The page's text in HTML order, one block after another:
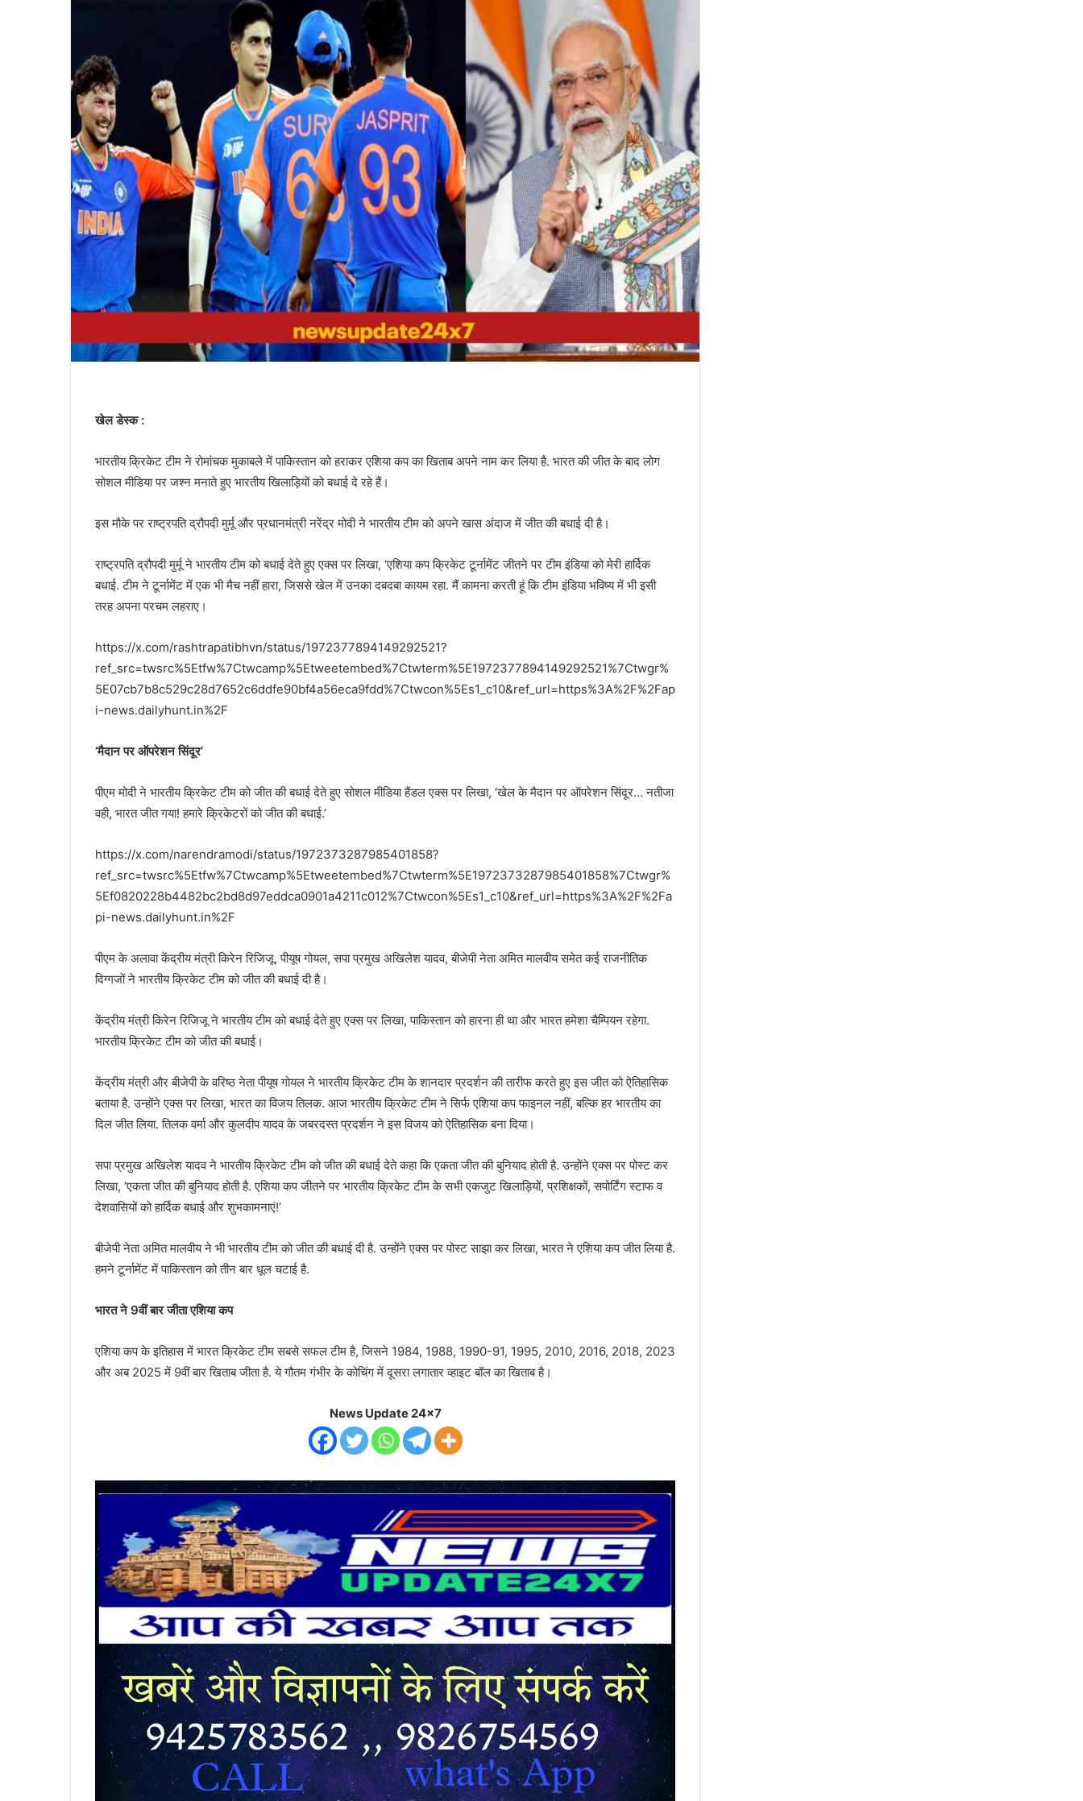
खेल डेस्क :
भारतीय क्रिकेट टीम ने रोमांचक मुकाबले में पाकिस्तान को हराकर एशिया कप का खिताब अपने नाम कर लिया है. भारत की जीत के बाद लोग
सोशल मीडिया पर जश्न मनाते हुए भारतीय खिलाड़ियों को बधाई दे रहे हैं।
इस मौके पर राष्ट्रपति द्रौपदी मुर्मू और प्रधानमंत्री नरेंद्र मोदी ने भारतीय टीम को अपने खास अंदाज में जीत की बधाई दी है।
राष्ट्रपति द्रौपदी मुर्मू ने भारतीय टीम को बधाई देते हुए एक्स पर लिखा, ‘एशिया कप क्रिकेट टूर्नामेंट जीतने पर टीम इंडिया को मेरी हार्दिक
बधाई. टीम ने टूर्नामेंट में एक भी मैच नहीं हारा, जिससे खेल में उनका दबदबा कायम रहा. मैं कामना करती हूं कि टीम इंडिया भविष्य में भी इसी
तरह अपना परचम लहराए।
https://x.com/rashtrapatibhvn/status/1972377894149292521?
ref_src=twsrc%5Etfw%7Ctwcamp%5Etweetembed%7Ctwterm%5E1972377894149292521%7Ctwgr%
5E07cb7b8c529c28d7652c6ddfe90bf4a56eca9fdd%7Ctwcon%5Es1_c10&ref_url=https%3A%2F%2Fap
i-news.dailyhunt.in%2F
‘मैदान पर ऑपरेशन सिंदूर’
पीएम मोदी ने भारतीय क्रिकेट टीम को जीत की बधाई देते हुए सोशल मीडिया हैंडल एक्स पर लिखा, ‘खेल के मैदान पर ऑपरेशन सिंदूर… नतीजा
वही, भारत जीत गया! हमारे क्रिकेटरों को जीत की बधाई.’
https://x.com/narendramodi/status/1972373287985401858?
ref_src=twsrc%5Etfw%7Ctwcamp%5Etweetembed%7Ctwterm%5E1972373287985401858%7Ctwgr%
5Ef0820228b4482bc2bd8d97eddca0901a4211c012%7Ctwcon%5Es1_c10&ref_url=https%3A%2F%2Fa
pi-news.dailyhunt.in%2F
पीएम के अलावा केंद्रीय मंत्री किरेन रिजिजू, पीयूष गोयल, सपा प्रमुख अखिलेश यादव, बीजेपी नेता अमित मालवीय समेत कई राजनीतिक
दिग्गजों ने भारतीय क्रिकेट टीम को जीत की बधाई दी है।
केंद्रीय मंत्री किरेन रिजिजू ने भारतीय टीम को बधाई देते हुए एक्स पर लिखा, पाकिस्तान को हारना ही था और भारत हमेशा चैम्पियन रहेगा.
भारतीय क्रिकेट टीम को जीत की बधाई।
केंद्रीय मंत्री और बीजेपी के वरिष्ठ नेता पीयूष गोयल ने भारतीय क्रिकेट टीम के शानदार प्रदर्शन की तारीफ करते हुए इस जीत को ऐतिहासिक
बताया है. उन्होंने एक्स पर लिखा, भारत का विजय तिलक. आज भारतीय क्रिकेट टीम ने सिर्फ एशिया कप फाइनल नहीं, बल्कि हर भारतीय का
दिल जीत लिया. तिलक वर्मा और कुलदीप यादव के जबरदस्त प्रदर्शन ने इस विजय को ऐतिहासिक बना दिया।
सपा प्रमुख अखिलेश यादव ने भारतीय क्रिकेट टीम को जीत की बधाई देते कहा कि एकता जीत की बुनियाद होती है. उन्होंने एक्स पर पोस्ट कर
लिखा, ‘एकता जीत की बुनियाद होती है. एशिया कप जीतने पर भारतीय क्रिकेट टीम के सभी एकजुट खिलाड़ियों, प्रशिक्षकों, सपोर्टिंग स्टाफ व
देशवासियों को हार्दिक बधाई और शुभकामनाएं!’
बीजेपी नेता अमित मालवीय ने भी भारतीय टीम को जीत की बधाई दी है. उन्होंने एक्स पर पोस्ट साझा कर लिखा, भारत ने एशिया कप जीत लिया है.
हमने टूर्नामेंट में पाकिस्तान को तीन बार धूल चटाई है.
भारत ने 9वीं बार जीता एशिया कप
एशिया कप के इतिहास में भारत क्रिकेट टीम सबसे सफल टीम है, जिसने 1984, 1988, 1990-91, 1995, 2010, 2016, 2018, 2023
और अब 2025 में 9वीं बार खिताब जीता है. ये गौतम गंभीर के कोचिंग में दूसरा लगातार व्हाइट बॉल का खिताब है।
News Update 24x7